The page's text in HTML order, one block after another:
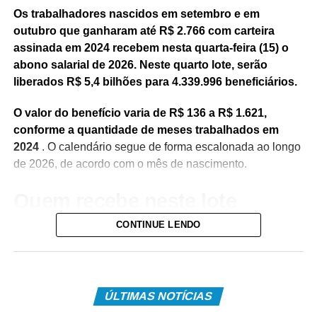
Os trabalhadores nascidos em setembro e em
outubro que ganharam até R$ 2.766 com carteira
assinada em 2024 recebem nesta quarta-feira (15) o
abono salarial de 2026. Neste quarto lote, serão
liberados R$ 5,4 bilhões para 4.339.996 beneficiários.
O valor do benefício varia de R$ 136 a R$ 1.621,
conforme a quantidade de meses trabalhados em
2024. O calendário segue de forma escalonada ao longo
de 2026, de acordo com o mês de nascimento.
Do total de contemplados em maio:
pagamento feito pela Caixa Econômica Federal,
CONTINUE LENDO
ÚLTIMAS NOTÍCIAS